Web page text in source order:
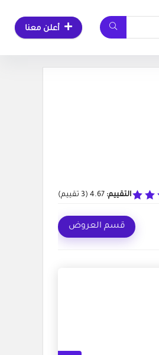
أعلن معنا
التقييم: 4.67
(
3 تقييم)
قسم العروض